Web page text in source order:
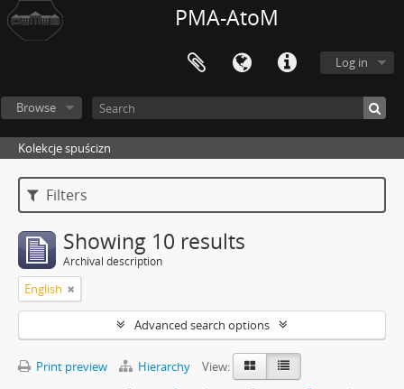
PMA-AtoM
Log in
Browse
Kolekcje spuścizn
Filters
Showing 10 results
Archival description
English
Advanced search options
Print preview Hierarchy
View: